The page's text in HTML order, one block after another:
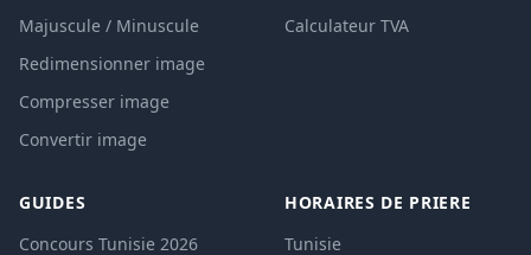
Majuscule / Minuscule
Redimensionner image
Compresser image
Convertir image
Calculateur TVA
GUIDES
Concours Tunisie 2026
HORAIRES DE PRIERE
Tunisie